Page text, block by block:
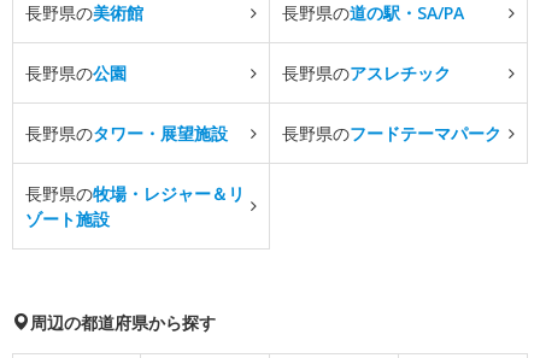
長野県の美術館 長野県の道の駅・SA/PA
長野県の公園 長野県のアスレチック
長野県のタワー・展望施設 長野県のフードテーマパーク
長野県の牧場・レジャー＆リ
ゾート施設
周辺の都道府県から探す